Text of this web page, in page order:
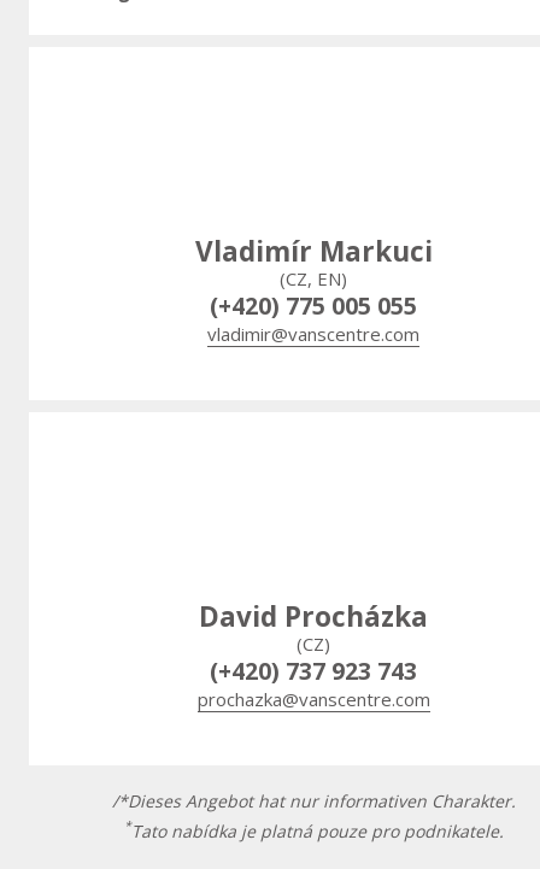
Vladimír Markuci
(CZ, EN)
(+420) 775 005 055
vladimir@vanscentre.com
David Procházka
(CZ)
(+420) 737 923 743
prochazka@vanscentre.com
/*Dieses Angebot hat nur informativen Charakter.
*Tato nabídka je platná pouze pro podnikatele.